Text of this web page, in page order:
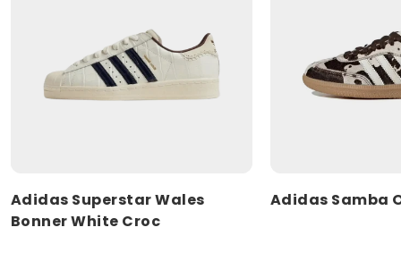
Adidas Superstar Wales
Bonner White Croc
Adidas Samba